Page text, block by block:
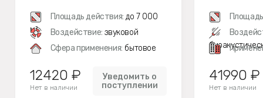
Площадь действия: до 7 000
м²
Воздействие: звуковой
Сфера применения: бытовое
12420 ₽
Нет в наличии
Уведомить о
поступлении
41990 ₽
Нет в наличии